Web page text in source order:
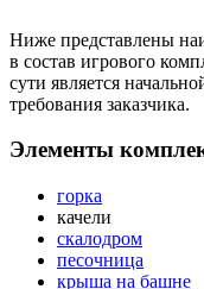
Ниже представлены
в состав игрового
сути является
требования заказчика.
Элементы
горка
качели
скалодром
песочница
крыша на башне